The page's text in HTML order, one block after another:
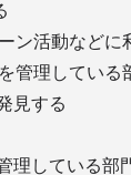
ン活動などに
管理している
見する
理している部